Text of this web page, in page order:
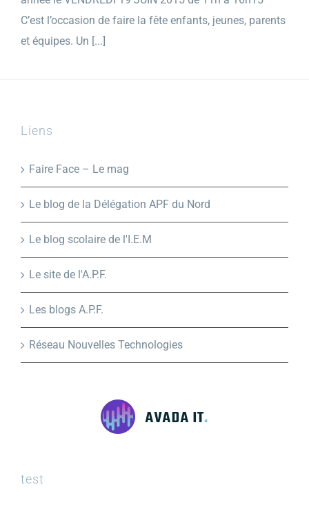
C’est l’occasion de faire la fête enfants, jeunes, parents
et équipes. Un [...]
Liens
Faire Face – Le mag
Le blog de la Délégation APF du Nord
Le blog scolaire de l'I.E.M
Le site de l'A.P.F.
Les blogs A.P.F.
Réseau Nouvelles Technologies
test